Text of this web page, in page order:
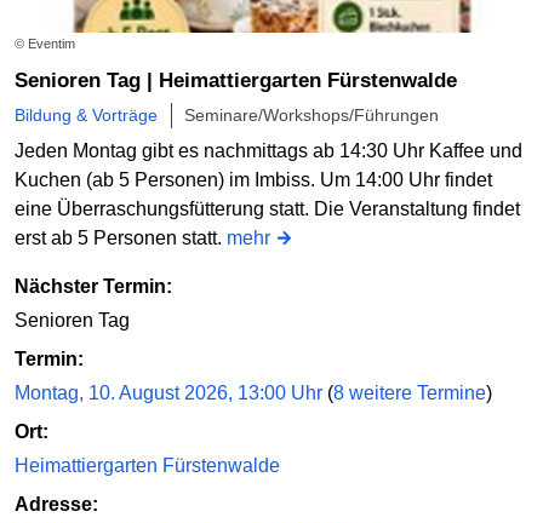
© Eventim
Senioren Tag | Heimattiergarten Fürstenwalde
Bildung & Vorträge Seminare/Workshops/Führungen
Jeden Montag gibt es nachmittags ab 14:30 Uhr Kaffee und
Kuchen (ab 5 Personen) im Imbiss. Um 14:00 Uhr findet
eine Überraschungsfütterung statt. Die Veranstaltung findet
erst ab 5 Personen statt. mehr
Nächster Termin:
Senioren Tag
Termin:
Montag, 10. August 2026, 13:00 Uhr (8 weitere Termine)
Ort:
Heimattiergarten Fürstenwalde
Adresse: